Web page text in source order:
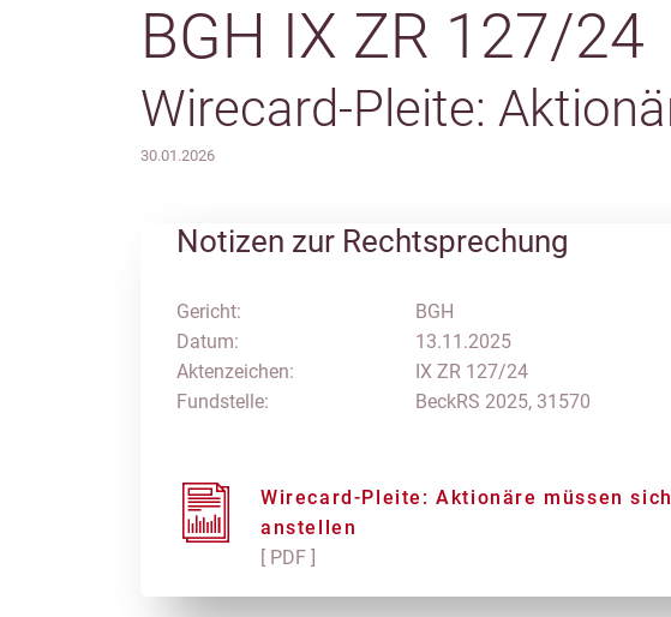
BGH IX ZR 127/24
Wirecard-Pleite:
30.01.2026
Notizen zur Rechtsprechung
Gericht:
Datum:
Aktenzeichen:
Fundstelle:
BGH
13.11.2025
IX ZR 127/24
BeckRS 2025, 31570
Wirecard-Pleite: Aktionäre müssen
anstellen
[ PDF ]